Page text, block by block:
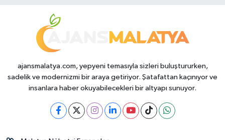
ajansmalatya.com, yepyeni temasıyla sizleri buluştururken,
sadelik ve modernizmi bir araya getiriyor. Şatafattan kaçınıyor ve
insanlara haber okuyabilecekleri bir altyapı sunuyor.